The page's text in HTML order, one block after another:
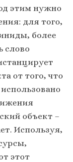
этим нужно
для того,
более
слово
от того, что
объект –
Используя,
этот